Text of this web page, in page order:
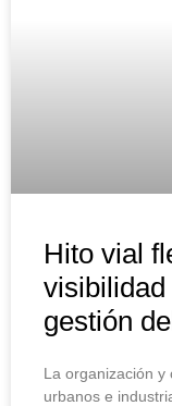
Hito vial
gestión
La organización y
urbanos e